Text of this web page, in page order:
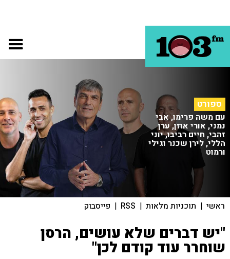
ספורט
עם משה פרימו, אבי
נמני, אורי אוזן, ערן
זהבי, חיים רביבו, יוני
הללי, לירן שכנר וגילי
ורמוט
ראשי | תוכניות מלאות |
RSS
| פייסבוק
"יש דברים שלא עושים, הרסן
שוחרר עוד קודם לכן"